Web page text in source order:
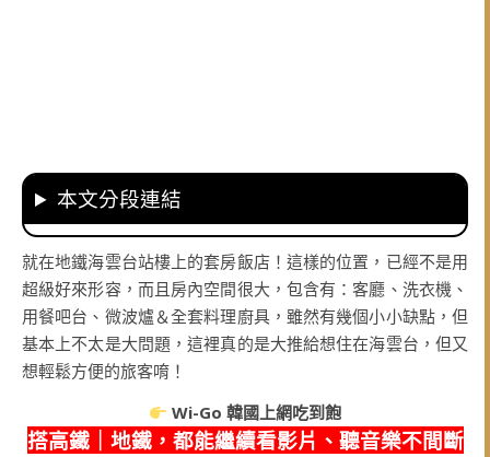
本文分段連結
就在地鐵海雲台站樓上的套房飯店！這樣的位置，已經不是用
超級好來形容，而且房內空間很大，包含有：客廳、洗衣機、
用餐吧台、微波爐＆全套料理廚具，雖然有幾個小小缺點，但
基本上不太是大問題，這裡真的是大推給想住在海雲台，但又
想輕鬆方便的旅客唷！
Wi-Go韓國上網吃到飽
搭高鐵｜地鐵，都能繼續看影片、聽音樂不間斷